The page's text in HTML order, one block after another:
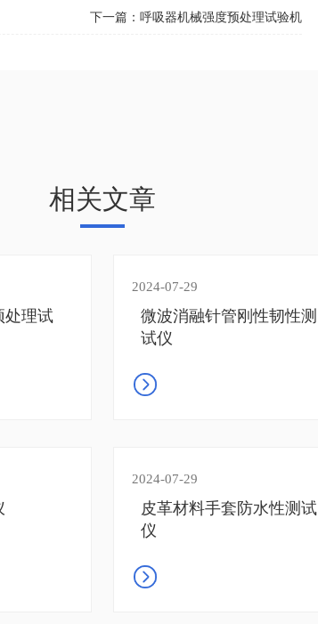
下一篇：呼吸器机械强度预处理试验机
相关文章
处理试
2024-07-29
微波消融针管刚性韧性测
试仪
2024-07-29
皮革材料手套防水性测试
仪